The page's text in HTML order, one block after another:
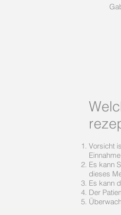
Vorsicht
Es kann
dieses
Es kann
Der